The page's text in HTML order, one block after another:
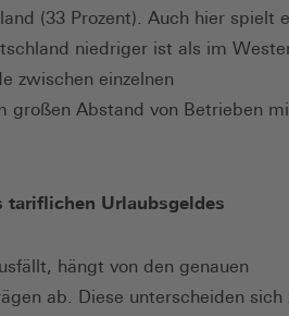
(33 Prozent). Auch hier spielt
niedriger ist als im
zwischen einzelnen
großen Abstand von Betrieben
tariflichen Urlaubsgeldes
hängt von den genauen
ab. Diese unterscheiden sich